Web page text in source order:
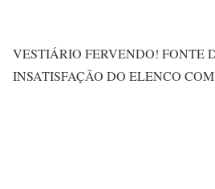
VESTIÁRIO FERVENDO! FONTE
INSATISFAÇÃO DO ELENCO